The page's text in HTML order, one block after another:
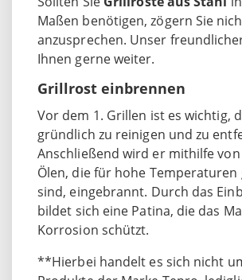
Maßen benötigen, zögern Sie
anzusprechen. Unser
Ihnen gerne weiter.
Grillrost einbrennen
Vor dem 1. Grillen ist es wichtig,
gründlich zu reinigen und zu
Anschließend wird er mithilfe
Ölen, die für hohe Temperaturen
sind, eingebrannt. Durch das
bildet sich eine Patina, die das
Korrosion schützt.
**Hierbei handelt es sich nicht